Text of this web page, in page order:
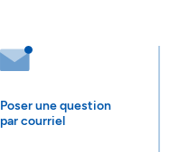
Poser une question
par courriel